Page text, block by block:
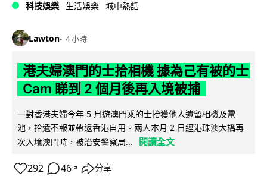
科技娛樂 生活娛樂 城中熱話
Lawton 4 小時
港夫婦澳門的士拾相機 據為己有被的士
Cam 睇到 2 個月後再入境被捕
一對香港夫婦今年 5 月遊澳門乘的士拾獲他人遺留相機及電
池，拾遺不報並帶返香港自用。兩人本月 2 日經港珠澳大橋再
次入境澳門時，被治安警察局...
閱讀全文
292 46 ↗ 分享